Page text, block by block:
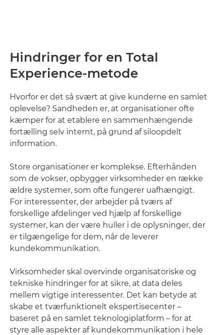
Hindringer for en Total
Experience-metode
Hvorfor er det så svært at give kunderne en samlet
oplevelse? Sandheden er, at organisationer ofte
kæmper for at etablere en sammenhængende
fortælling selv internt, på grund af siloopdelt
information.
Store organisationer er komplekse. Efterhånden
som de vokser, opbygger virksomheder en række
ældre systemer, som ofte fungerer uafhængigt.
For interessenter, der arbejder på tværs af
forskellige afdelinger ved hjælp af forskellige
systemer, kan der være huller i de oplysninger, der
er tilgængelige for dem, når de leverer
kundekommunikation.
Virksomheder skal overvinde organisatoriske og
tekniske hindringer for at sikre, at data deles
mellem vigtige interessenter. Det kan betyde at
skabe et tværfunktionelt ekspertisecenter –
baseret på en samlet teknologiplatform – for at
styre alle aspekter af kundekommunikation i hele